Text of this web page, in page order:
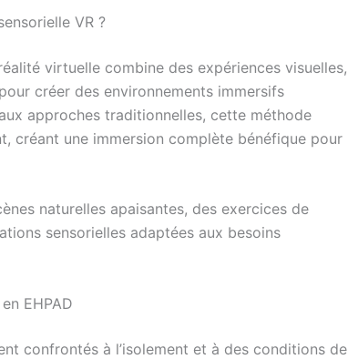
VR ?
virtuelle combine des expériences visuelles,
créer des environnements immersifs
approches traditionnelles, cette méthode
créant une immersion complète bénéfique pour
naturelles apaisantes, des exercices de
sensorielles adaptées aux besoins
EHPAD
confrontés à l’isolement et à des conditions de